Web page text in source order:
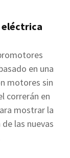
eléctrica
en una
motores sin
correrán en
mostrar la
las nuevas